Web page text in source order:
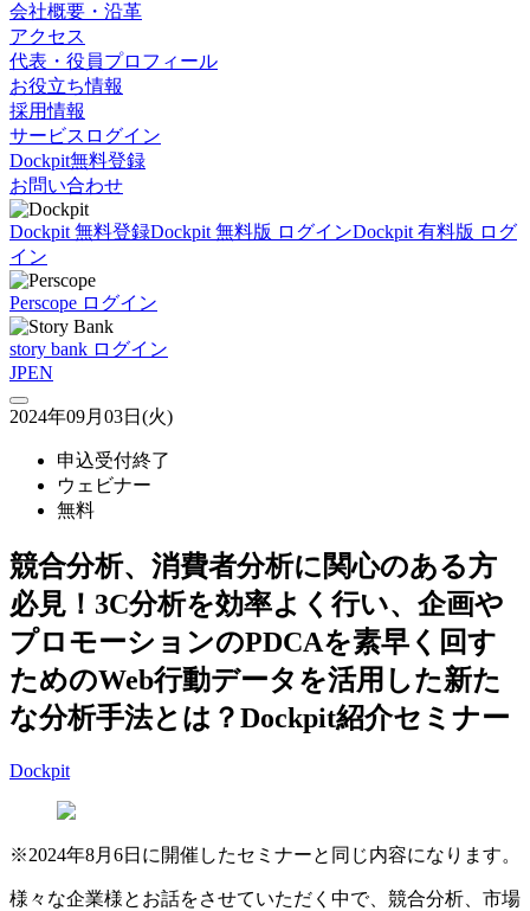
会社概要・沿革
アクセス
代表・役員プロフィール
お役立ち情報
採用情報
サービスログイン
Dockpit無料登録
お問い合わせ
Dockpit 無料登録Dockpit 無料版 ログインDockpit 有料版 ログ
イン
Perscope ログイン
story bank ログイン
JPEN
2024年09月03日(火)
申込受付終了
ウェビナー
無料
競合分析、消費者分析に関心のある方
必見！3C分析を効率よく行い、企画や
プロモーションのPDCAを素早く回す
ためのWeb行動データを活用した新た
な分析手法とは？Dockpit紹介セミナー
Dockpit
※2024年8月6日に開催したセミナーと同じ内容になります。
様々な企業様とお話をさせていただく中で、競合分析、市場